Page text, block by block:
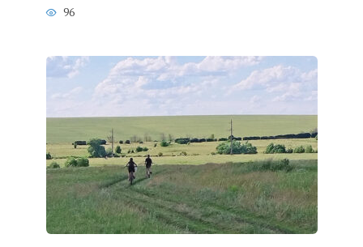
96